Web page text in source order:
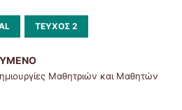
ΤΕΎΧΟΣ 2
Μαθητριών και Μαθητών